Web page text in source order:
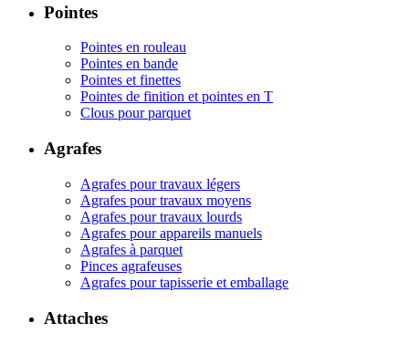
Pointes
Pointes en rouleau
Pointes en bande
Pointes et finettes
Pointes de finition et pointes en T
Clous pour parquet
Agrafes
Agrafes pour travaux légers
Agrafes pour travaux moyens
Agrafes pour travaux lourds
Agrafes pour appareils manuels
Agrafes à parquet
Pinces agrafeuses
Agrafes pour tapisserie et emballage
Attaches